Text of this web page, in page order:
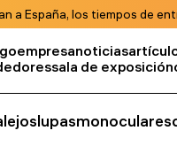
a España, los tiempos de
empresanoticias
sala de exposición
lupasmonoculares